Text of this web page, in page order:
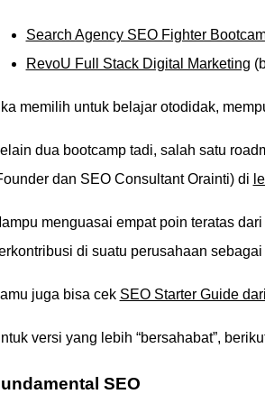
Search Agency SEO Fighter
RevoU Full Stack Digital Marketing
memilih untuk belajar otodidak,
dua bootcamp tadi, salah satu
dan SEO Consultant Orainti) di
menguasai empat poin teratas
di suatu perusahaan
juga bisa cek SEO Starter Guide
versi yang lebih “bersahabat”,
SEO